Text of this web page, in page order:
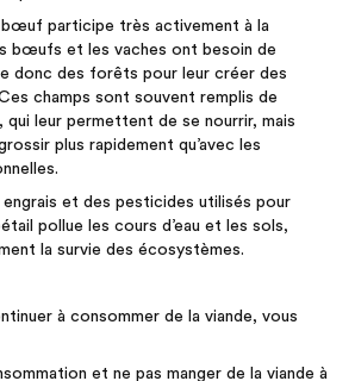
bœuf participe très activement à la
bœufs et les vaches ont besoin de
donc des forêts pour leur créer des
champs sont souvent remplis de
qui leur permettent de se nourrir, mais
plus rapidement qu’avec les
engrais et des pesticides utilisés pour
pollue les cours d’eau et les sols,
la survie des écosystèmes.
à consommer de la viande, vous
et ne pas manger de la viande à